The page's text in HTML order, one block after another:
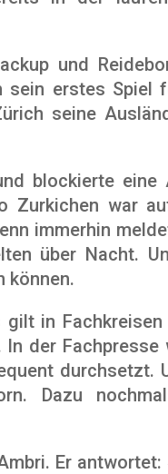
und
sein erstes Spiel
seine
blockierte eine
Zurkichen war
immerhin
über Nacht.
können.
in
der
durchsetzt.
Dazu
Er